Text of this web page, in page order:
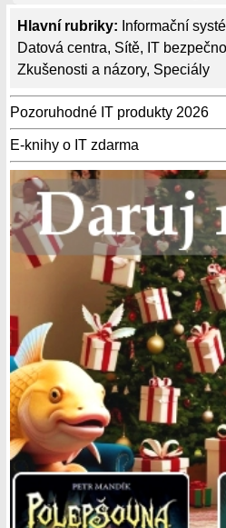
Hlavní rubriky: Informační
Datová centra, Sítě, IT
Zkušenosti a názory, Speciály
Pozoruhodné IT produkty 2026
E-knihy o IT zdarma